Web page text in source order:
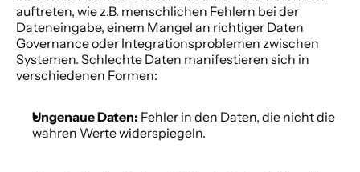
auftreten, wie z.B. menschlichen Fehlern bei der
Dateneingabe, einem Mangel an richtiger Daten
Governance oder Integrationsproblemen zwischen
Systemen. Schlechte Daten manifestieren sich in
verschiedenen Formen:
Ungenaue Daten: Fehler in den Daten, die nicht die
wahren Werte widerspiegeln.